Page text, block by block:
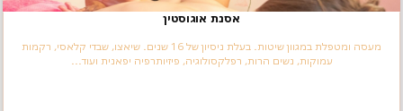
אסנת אוגוסטין
מעסה ומטפלת במגוון שיטות. בעלת ניסיון של 16 שנים. שיאצו, שבדי קלאסי, רקמות
עמוקות, נשים הרות, רפלקסולוגיה, פיזיותרפיה יפאנית ועוד...